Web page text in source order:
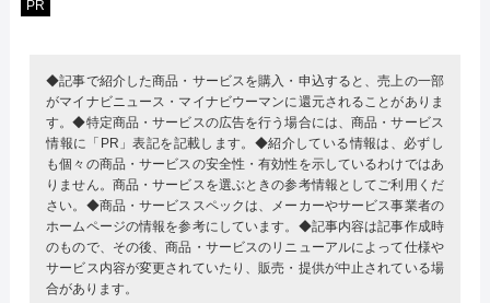
PR
◆記事で紹介した商品・サービスを購入・申込すると、売上の一部
がマイナビニュース・マイナビウーマンに還元されることがありま
す。◆特定商品・サービスの広告を行う場合には、商品・サービス
情報に「PR」表記を記載します。◆紹介している情報は、必ずし
も個々の商品・サービスの安全性・有効性を示しているわけではあ
りません。商品・サービスを選ぶときの参考情報としてご利用くだ
さい。◆商品・サービススペックは、メーカーやサービス事業者の
ホームページの情報を参考にしています。◆記事内容は記事作成時
のもので、その後、商品・サービスのリニューアルによって仕様や
サービス内容が変更されていたり、販売・提供が中止されている場
合があります。